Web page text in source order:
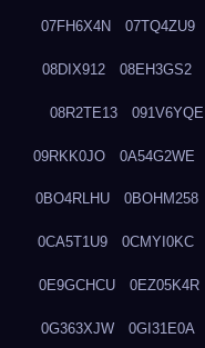
07FH6X4N 07TQ4ZU9
08DIX912 08EH3GS2
08R2TE13 091V6YQE
09RKK0JO 0A54G2WE
0BO4RLHU 0BOHM258
0CA5T1U9 0CMYI0KC
0E9GCHCU 0EZ05K4R
0G363XJW 0GI31E0A